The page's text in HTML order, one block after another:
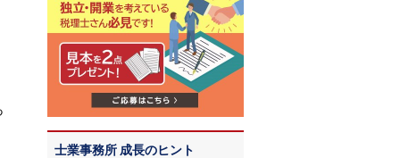
士業事務所 成長のヒント